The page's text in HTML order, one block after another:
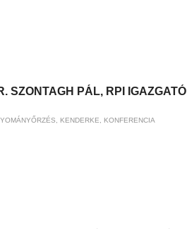
SZONTAGH PÁL, RPI IGAZGATÓ
KENDERKE KONFERENCIA